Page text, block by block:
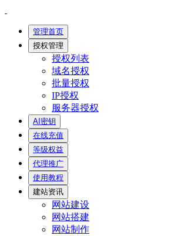
管理首页
授权管理
授权列表
域名授权
批量授权
IP授权
服务器授权
AI密钥
在线充值
等级权益
代理推广
使用教程
建站资讯
网站建设
网站搭建
网站制作